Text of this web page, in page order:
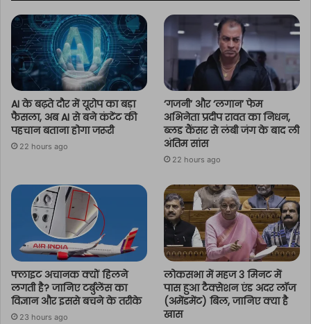
AI के बढ़ते दौर में यूरोप का बड़ा
फैसला, अब AI से बने कंटेंट की
पहचान बताना होगा जरूरी
22 hours ago
‘गजनी’ और ‘लगान’ फेम
अभिनेता प्रदीप रावत का निधन,
ब्लड कैंसर से लंबी जंग के बाद ली
अंतिम सांस
22 hours ago
फ्लाइट अचानक क्यों हिलने
लगती है? जानिए टर्बुलेंस का
विज्ञान और इससे बचने के तरीके
23 hours ago
लोकसभा में महज 3 मिनट में
पास हुआ टैक्सेशन एंड अदर लॉज
(अमेंडमेंट) बिल, जानिए क्या है
खास